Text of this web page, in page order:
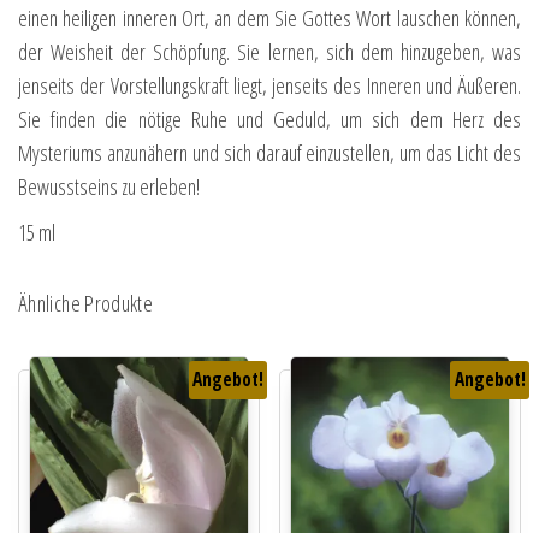
einen heiligen inneren Ort, an dem Sie Gottes Wort lauschen können,
der Weisheit der Schöpfung. Sie lernen, sich dem hinzugeben, was
jenseits der Vorstellungskraft liegt, jenseits des Inneren und Äußeren.
Sie finden die nötige Ruhe und Geduld, um sich dem Herz des
Mysteriums anzunähern und sich darauf einzustellen, um das Licht des
Bewusstseins zu erleben!
15 ml
Ähnliche Produkte
Angebot! Angebot!